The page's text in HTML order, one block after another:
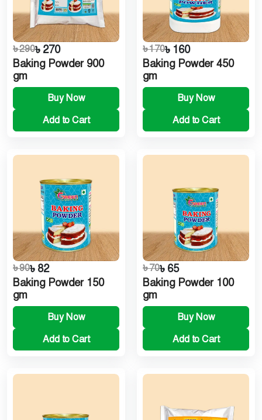
৳ 290৳ 270
Baking Powder 900
gm
Buy Now
Add to Cart
৳ 170৳ 160
Baking Powder 450
gm
Buy Now
Add to Cart
৳ 90৳ 82
Baking Powder 150
gm
Buy Now
Add to Cart
৳ 70৳ 65
Baking Powder 100
gm
Buy Now
Add to Cart